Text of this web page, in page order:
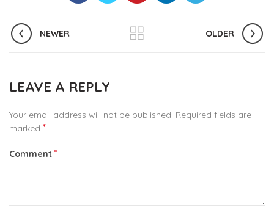
NEWER OLDER
LEAVE A REPLY
Your email address will not be published. Required fields are
marked *
Comment *